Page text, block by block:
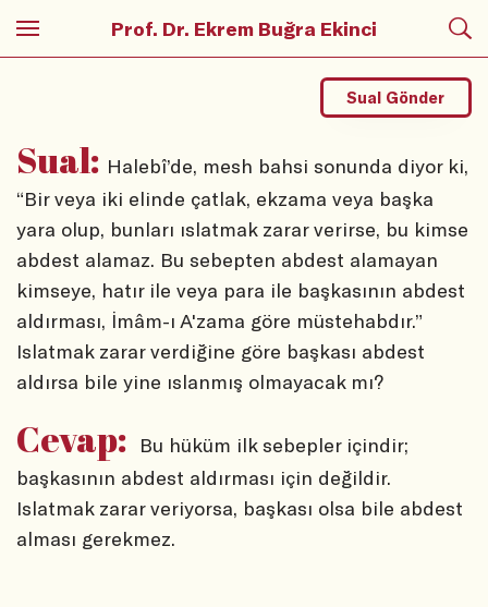
Prof. Dr. Ekrem Buğra Ekinci
Sual: Halebî’de, mesh bahsi sonunda diyor ki,
“Bir veya iki elinde çatlak, ekzama veya başka
yara olup, bunları ıslatmak zarar verirse, bu kimse
abdest alamaz. Bu sebepten abdest alamayan
kimseye, hatır ile veya para ile başkasının abdest
aldırması, İmâm-ı A'zama göre müstehabdır.”
Islatmak zarar verdiğine göre başkası abdest
aldırsa bile yine ıslanmış olmayacak mı?
Sual Gönder
Cevap:
Bu hüküm ilk sebepler içindir;
başkasının abdest aldırması için değildir.
Islatmak zarar veriyorsa, başkası olsa bile abdest
alması gerekmez.